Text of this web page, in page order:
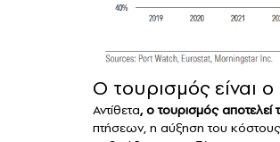
Ο τουρισμός είναι
Αντίθετα, ο τουρισμός αποτελεί
πτήσεων, η αύξηση του